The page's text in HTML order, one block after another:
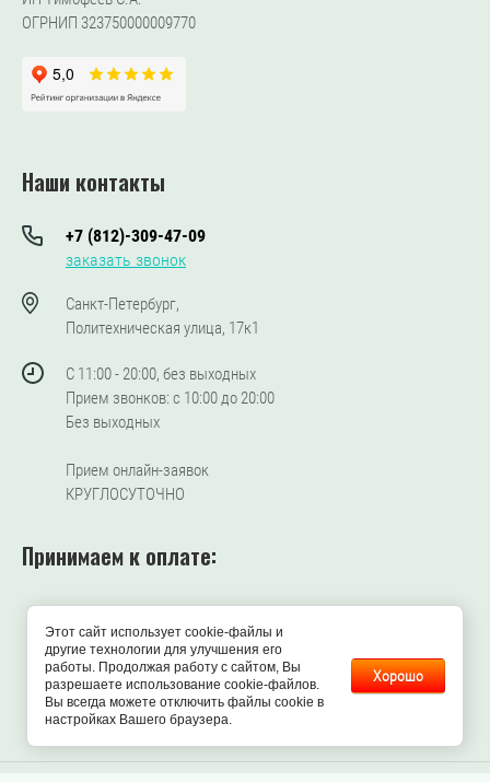
ОГРНИП 323750000009770
Наши контакты
+7 (812)-309-47-09
заказать звонок
Санкт-Петербург,
Политехническая улица, 17к1
С 11:00 - 20:00, без выходных
Прием звонков: с 10:00 до 20:00
Без выходных
Прием онлайн-заявок
КРУГЛОСУТОЧНО
Принимаем к оплате:
Этот сайт использует cookie-файлы и
другие технологии для улучшения его
работы. Продолжая работу с сайтом, Вы
разрешаете использование cookie-файлов.
Вы всегда можете отключить файлы cookie в
настройках Вашего браузера.
Хорошо